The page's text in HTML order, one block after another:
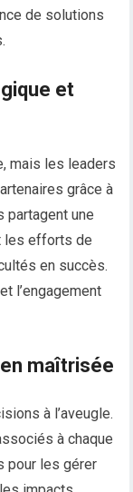
de solutions
et
mais les leaders
grâce à
partagent une
les efforts de
en succès.
l’engagement
maîtrisée
à l’aveugle.
à chaque
pour les gérer